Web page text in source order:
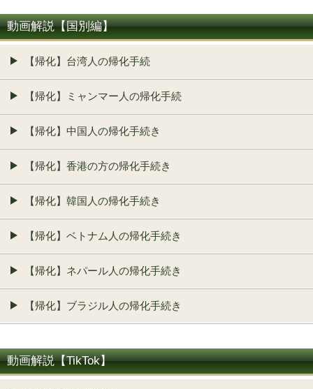
動画解説【国別編】
【帰化】台湾人の帰化手続
【帰化】ミャンマー人の帰化手続
【帰化】中国人の帰化手続き
【帰化】香港の方の帰化手続き
【帰化】韓国人の帰化手続き
【帰化】ベトナム人の帰化手続き
【帰化】ネパール人の帰化手続き
【帰化】ブラジル人の帰化手続き
動画解説【TikTok】